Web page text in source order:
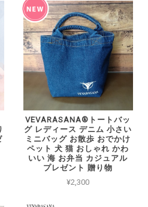
VEVARASANA®︎トートバッ
グ レディース デニム 小さい
ミニバッグ お散歩 おでかけ
ペット 犬 猫 おしゃれ かわ
いい 海 お弁当 カジュアル
プレゼント 贈り物
¥2,300